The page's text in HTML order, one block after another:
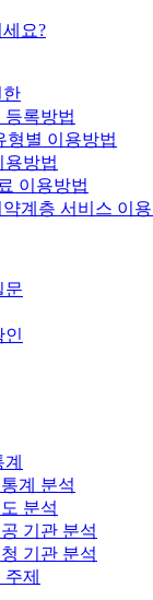
요?
한
등록방법
형별 이용방법
용방법
이용방법
계층 서비스 이
문
인
계 분석
분석
기관 분석
기관 분석
제